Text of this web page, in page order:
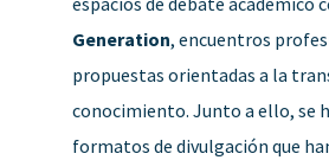
Generation, encuentros
propuestas orientadas a la
conocimiento. Junto a ello, se
formatos de divulgación que